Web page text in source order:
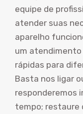
equipe de
atender suas
aparelho
um atendimento
rápidas para
Basta nos ligar
responderemos
tempo; restaure